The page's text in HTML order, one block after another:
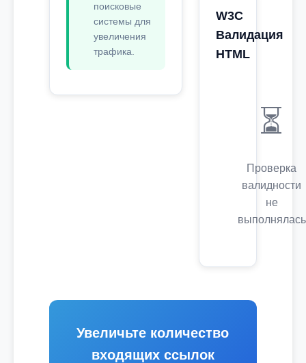
поисковые
системы для
увеличения
трафика.
W3C
Валидация
HTML
⏳
Проверка
валидности
не
выполнялась
Увеличьте количество
входящих ссылок